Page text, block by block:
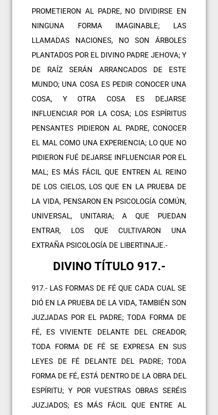
PROMETIERON AL PADRE, NO DIVIDIRSE EN
NINGUNA FORMA IMAGINABLE; LAS
LLAMADAS NACIONES, NO SON ÁRBOLES
PLANTADOS POR EL DIVINO PADRE JEHOVA; Y
DE RAÍZ SERÁN ARRANCADOS DE ESTE
MUNDO; UNA COSA ES PEDIR CONOCER UNA
COSA, Y OTRA COSA ES DEJARSE
INFLUENCIAR POR LA COSA; LOS ESPÍRITUS
PENSANTES PIDIERON AL PADRE, CONOCER
EL MAL COMO UNA EXPERIENCIA; LO QUE NO
PIDIERON FUÉ DEJARSE INFLUENCIAR POR EL
MAL; ES MÁS FÁCIL QUE ENTREN AL REINO
DE LOS CIELOS, LOS QUE EN LA PRUEBA DE
LA VIDA, PENSARON EN PSICOLOGÍA COMÚN,
UNIVERSAL, UNITARIA; A QUE PUEDAN
ENTRAR, LOS QUE CULTIVARON UNA
EXTRAÑA PSICOLOGÍA DE LIBERTINAJE.-
DIVINO TÍTULO 917.-
917.- LAS FORMAS DE FÉ QUE CADA CUAL SE
DIÓ EN LA PRUEBA DE LA VIDA, TAMBIÉN SON
JUZJADAS POR EL PADRE; TODA FORMA DE
FÉ, ES VIVIENTE DELANTE DEL CREADOR;
TODA FORMA DE FÉ SE EXPRESA EN SUS
LEYES DE FÉ DELANTE DEL PADRE; TODA
FORMA DE FÉ, ESTÁ DENTRO DE LA OBRA DEL
ESPÍRITU; Y POR VUESTRAS OBRAS SERÉIS
JUZJADOS; ES MÁS FÁCIL QUE ENTRE AL